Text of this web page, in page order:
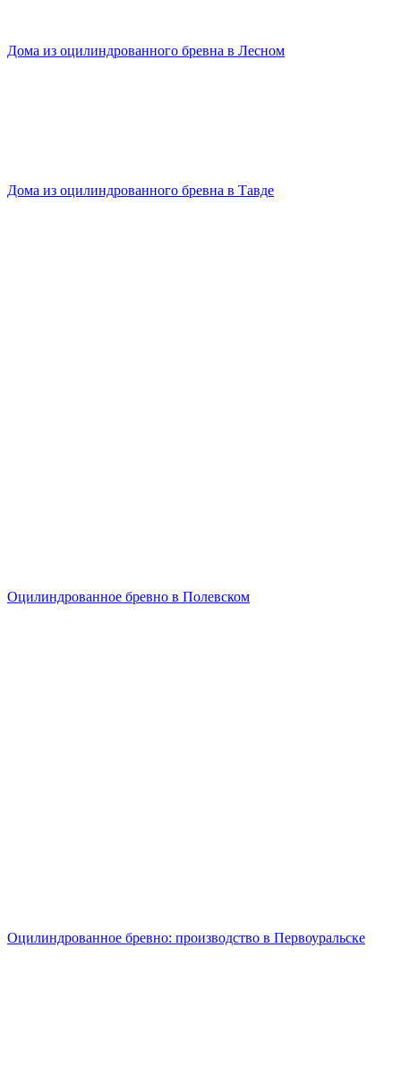
Дома из оцилиндрованного бревна в Лесном
Дома из оцилиндрованного бревна в Тавде
Оцилиндрованное бревно в Полевском
Оцилиндрованное бревно: производство в Первоуральске